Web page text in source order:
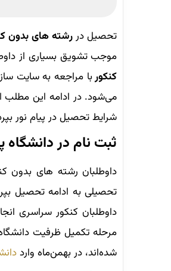
تحصیل دررشته های بدون
موجب تشویق بسیاری از
کنکوربا مراجعه به سایت
می‌شود. در ادامه این
شرایط تحصیل در پیام نور
ثبت نام در دانشگاه
داوطلبان رشته های بدون
تحصیلی به ادامه تحصیل
داوطلبان کنکور سراسری
مرحله تکمیل ظرفیت
شده‌اند، در بهمن‌ماه وارد